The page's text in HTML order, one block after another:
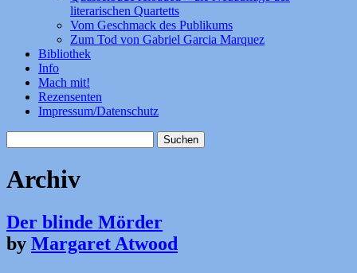
literarischen Quartetts
Vom Geschmack des Publikums
Zum Tod von Gabriel Garcia Marquez
Bibliothek
Info
Mach mit!
Rezensenten
Impressum/Datenschutz
nach:
Archiv
Der blinde Mörder
by Margaret Atwood